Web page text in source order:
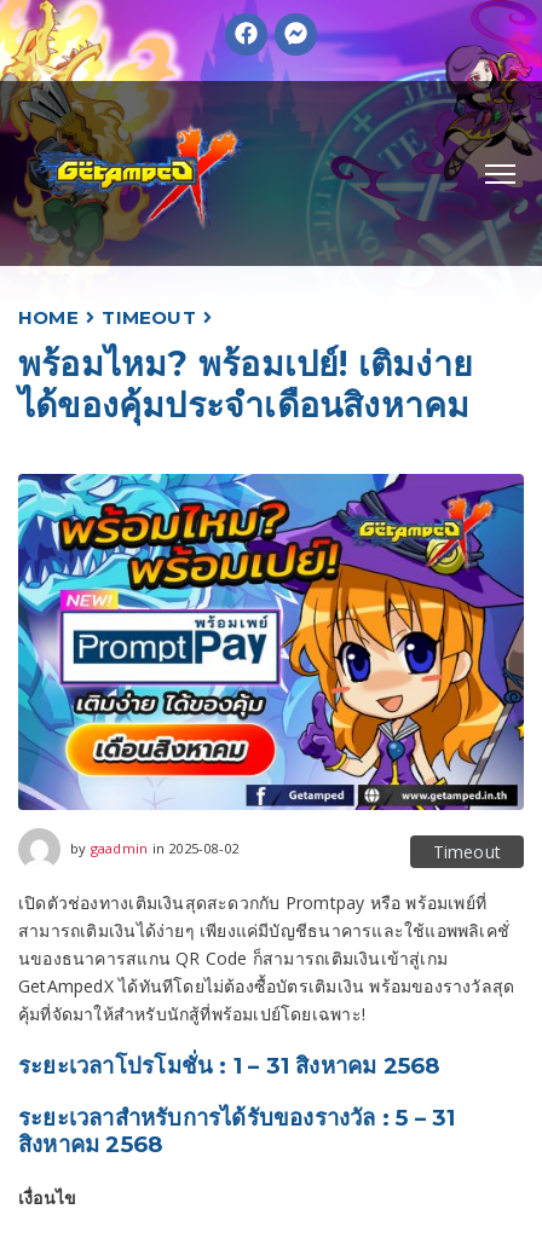
HOME TIMEOUT
พร้อมไหม? พร้อมเปย์! เติมง่าย
ได้ของคุ้มประจำเดือนสิงหาคม
by gaadmin in 2025-08-02 Timeout
เปิดตัวช่องทางเติมเงินสุดสะดวกกับ Promtpay หรือ พร้อมเพย์ที่
สามารถเติมเงินได้ง่ายๆ เพียงแค่มีบัญชีธนาคารและใช้แอพพลิเคชั่
นของธนาคารสแกน QR Code ก็สามารถเติมเงินเข้าสู่เกม
GetAmpedX ได้ทันทีโดยไม่ต้องซื้อบัตรเติมเงิน พร้อมของรางวัลสุด
คุ้มที่จัดมาให้สำหรับนักสู้ที่พร้อมเปย์โดยเฉพาะ!
ระยะเวลาโปรโมชั่น : 1 – 31 สิงหาคม 2568
ระยะเวลาสำหรับการได้รับของรางวัล : 5 – 31
สิงหาคม 2568
เงื่อนไข